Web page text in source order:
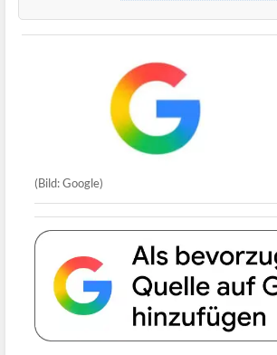
(Bild: Google)